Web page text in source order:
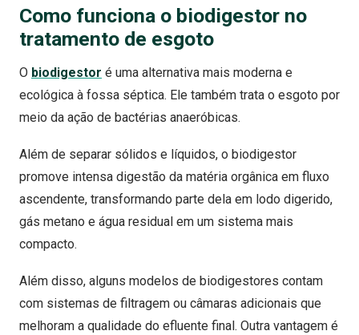
Como funciona o biodigestor no
tratamento de esgoto
O biodigestor é uma alternativa mais moderna e
ecológica à fossa séptica. Ele também trata o esgoto por
meio da ação de bactérias anaeróbicas.
Além de separar sólidos e líquidos, o biodigestor
promove intensa digestão da matéria orgânica em fluxo
ascendente, transformando parte dela em lodo digerido,
gás metano e água residual em um sistema mais
compacto.
Além disso, alguns modelos de biodigestores contam
com sistemas de filtragem ou câmaras adicionais que
melhoram a qualidade do efluente final. Outra vantagem é